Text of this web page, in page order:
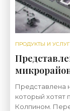
ПРОДУКТЫ И
новости
Представлена
который хотят
Колпином.